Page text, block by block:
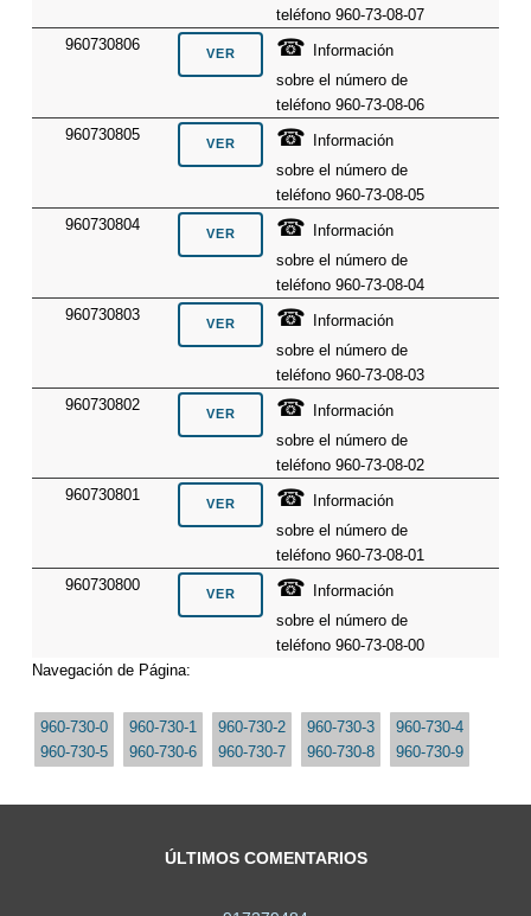
teléfono 960-73-08-07
960730806
☎
Información
sobre el número de
teléfono 960-73-08-06
960730805
☎
Información
sobre el número de
teléfono 960-73-08-05
960730804
☎
Información
sobre el número de
teléfono 960-73-08-04
960730803
☎
Información
sobre el número de
teléfono 960-73-08-03
960730802
☎
Información
sobre el número de
teléfono 960-73-08-02
960730801
☎
Información
sobre el número de
teléfono 960-73-08-01
960730800
☎
Información
sobre el número de
teléfono 960-73-08-00
Navegación de Página:
960-730-0 960-730-1 960-730-2 960-730-3
960-730-4
960-730-5
960-730-6 960-730-7 960-730-8 960-730-9
ÚLTIMOS COMENTARIOS